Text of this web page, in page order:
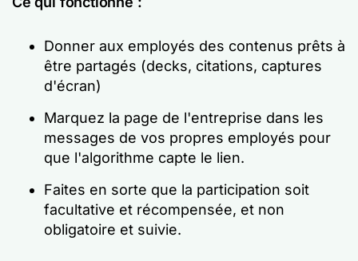
Donner aux employés des contenus prêts à
être partagés (decks, citations, captures
d'écran)
Marquez la page de l'entreprise dans les
messages de vos propres employés pour
que l'algorithme capte le lien.
Faites en sorte que la participation soit
facultative et récompensée, et non
obligatoire et suivie.